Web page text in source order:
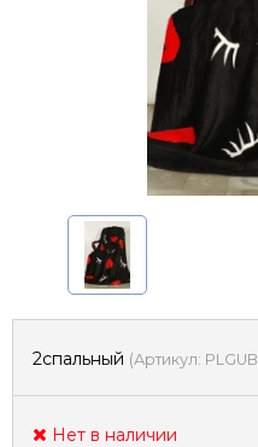
2спальный (Артикул: PLGUB
Нет в наличии